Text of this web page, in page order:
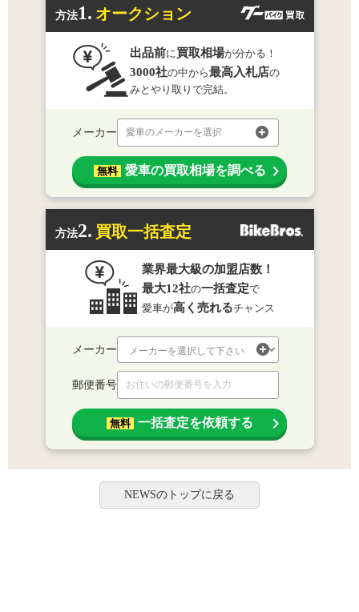
方法1. オークション
出品前に買取相場が分かる！
3000社の中から最高入札店の
みとやり取りで完結。
メーカー 愛車のメーカーを選択
無料 愛車の買取相場を調べる
方法2. 買取一括査定
業界最大級の加盟店数！
最大12社の一括査定で
愛車が高く売れるチャンス
メーカー
郵便番号
無料 一括査定を依頼する
NEWSのトップに戻る